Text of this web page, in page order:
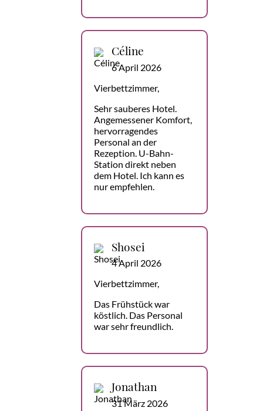
Céline
6 April 2026
Vierbettzimmer,
Sehr sauberes Hotel.
Angemessener Komfort,
hervorragendes
Personal an der
Rezeption. U-Bahn-
Station direkt neben
dem Hotel. Ich kann es
nur empfehlen.
Shosei
4 April 2026
Vierbettzimmer,
Das Frühstück war
köstlich. Das Personal
war sehr freundlich.
Jonathan
31 März 2026